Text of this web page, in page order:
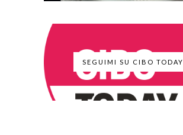
SEGUIMI SU CIBO TODAY